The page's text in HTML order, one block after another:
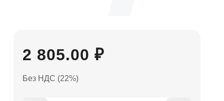
2 805.00 ₽
Без НДС (22%)